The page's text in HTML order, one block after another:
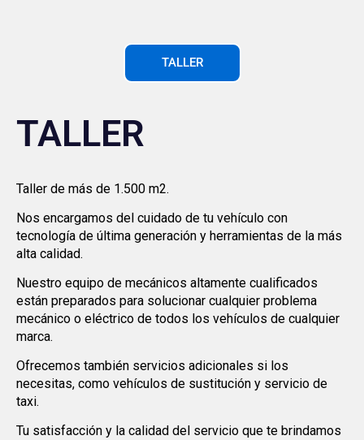
TALLER
Taller de más de 1.500 m2.
Nos encargamos del cuidado de tu vehículo con
tecnología de última generación y herramientas de la más
alta calidad.
Nuestro equipo de mecánicos altamente cualificados
están preparados para solucionar cualquier problema
mecánico o eléctrico de todos los vehículos de cualquier
marca.
Ofrecemos también servicios adicionales si los
necesitas, como vehículos de sustitución y servicio de
taxi.
Tu satisfacción y la calidad del servicio que te brindamos
TALLER